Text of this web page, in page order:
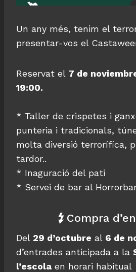
Un any més, tenim el
presentar-vos el
Reservat el 7 de
19:00.
* Taller de crispetes i
punteria i tradicionals,
molta diversió terrorífica,
tardor..
* Inaguració del pati
* Servei de bar al
Compra
Del 29 d’octubre al 6 de
d’entrades anticipada a la
l’escola en horari habitual